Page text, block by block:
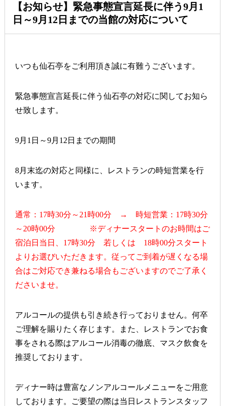
【お知らせ】緊急事態宣言延長に伴う9月1
日～9月12日までの当館の対応について
いつも仙石亭をご利用頂き誠に有難うございます。
緊急事態宣言延長に伴う仙石亭の対応に関してお知ら
せ致します。
9月1日～9月12日までの期間
8月末迄の対応と同様に、レストランの時短営業を行
います。
通常：17時30分～21時00分 → 時短営業：17時30分
～20時00分 ※ディナースタートのお時間はご
宿泊日当日、17時30分 若しくは 18時00分スタート
よりお選びいただきます。従ってご到着が遅くなる場
合はご対応でき兼ねる場合もございますのでご了承く
ださいませ。
アルコールの提供も引き続き行っておりません。何卒
ご理解を賜りたく存じます。また、レストランでお食
事をされる際はアルコール消毒の徹底、マスク飲食を
推奨しております。
ディナー時は豊富なノンアルコールメニューをご用意
しております。ご要望の際は当日レストランスタッフ